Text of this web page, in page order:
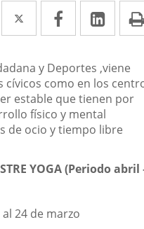
Twitter
Enlace
a
una
aplicación
externa.
Facebook
Enlace
a
una
aplicación
externa.
a
una
y Deportes ,viene
como en los
estable que tienen por
físico y mental
de ocio y tiempo libre
YOGA (Periodo abril
24 de marzo